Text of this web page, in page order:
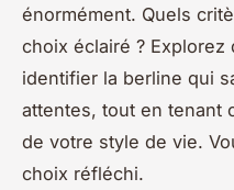
énormément. Quels
choix éclairé ?
identifier la berline qui
attentes, tout en tenant
de votre style de vie.
choix réfléchi.